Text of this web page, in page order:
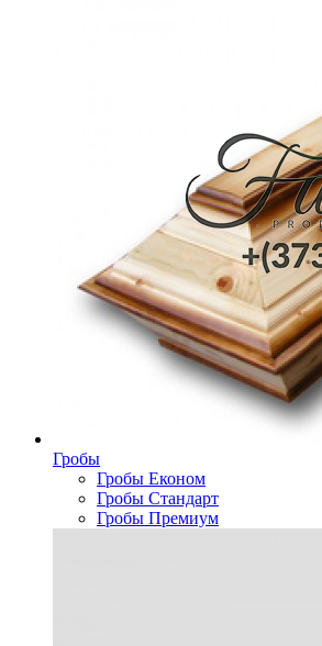
Гробы
Гробы Економ
Гробы Стандарт
Гробы Премиум